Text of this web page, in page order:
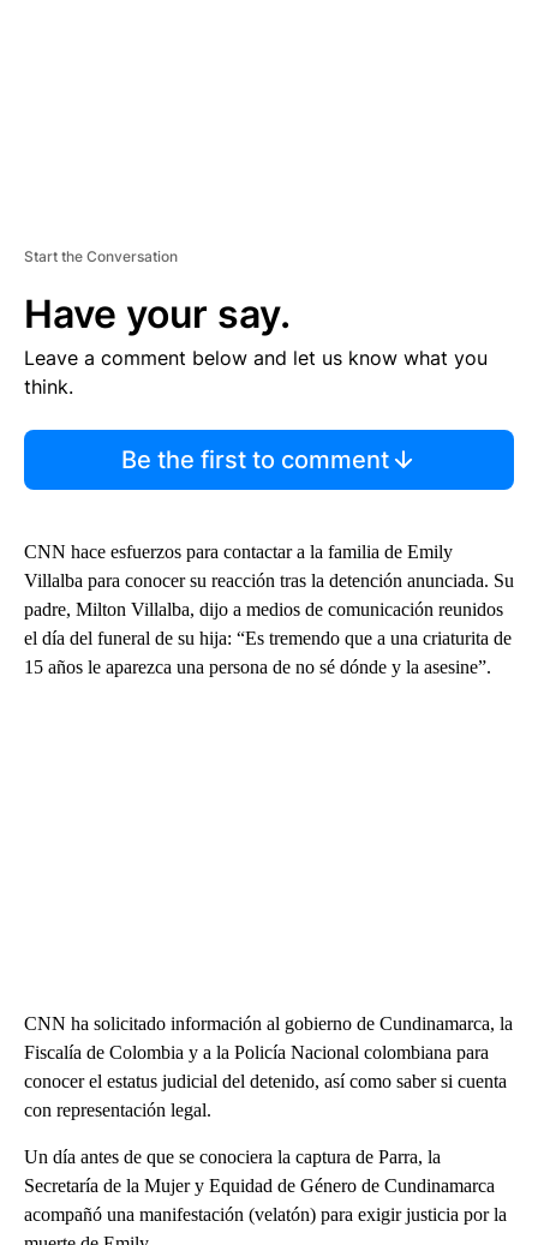
Start the Conversation
Have your say.
Leave a comment below and let us know what you
think.
Be the first to comment
CNN hace esfuerzos para contactar a la familia de Emily
Villalba para conocer su reacción tras la detención anunciada. Su
padre, Milton Villalba, dijo a medios de comunicación reunidos
el día del funeral de su hija: “Es tremendo que a una criaturita de
15 años le aparezca una persona de no sé dónde y la asesine”.
CNN ha solicitado información al gobierno de Cundinamarca, la
Fiscalía de Colombia y a la Policía Nacional colombiana para
conocer el estatus judicial del detenido, así como saber si cuenta
con representación legal.
Un día antes de que se conociera la captura de Parra, la
Secretaría de la Mujer y Equidad de Género de Cundinamarca
acompañó una manifestación (velatón) para exigir justicia por la